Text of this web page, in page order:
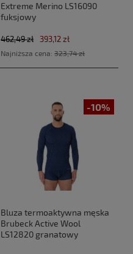
Extreme Merino LS16090
fuksjowy
393,12 zł
462,49 zł
Najniższa cena:323,74 zł
-10%
Bluza termoaktywna męska
Brubeck Active Wool
LS12820 granatowy